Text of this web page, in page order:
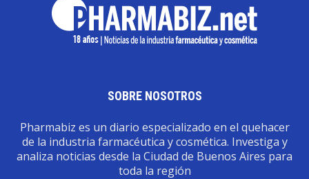
SOBRE NOSOTROS
Pharmabiz es un diario especializado en el quehacer
de la industria farmacéutica y cosmética. Investiga y
analiza noticias desde la Ciudad de Buenos Aires para
toda la región